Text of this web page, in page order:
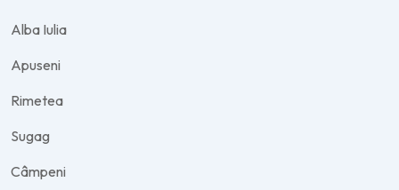
Alba Iulia
Apuseni
Rimetea
Sugag
Câmpeni